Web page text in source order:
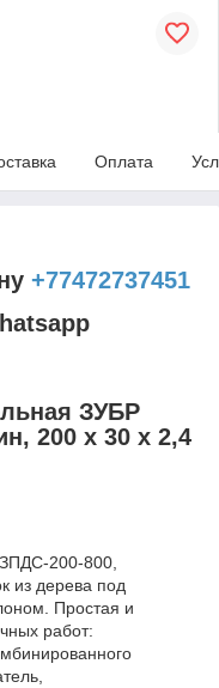
Оплата
+77472737451
ЗУБР
200 х 30 х 2,4
200-800,
из дерева под
Простая и
работ: